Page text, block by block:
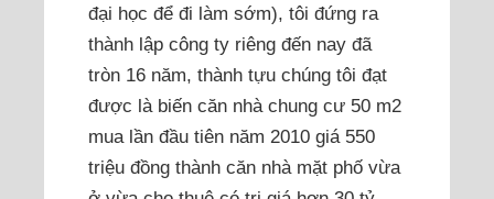
đại học để đi làm sớm), tôi đứng ra
thành lập công ty riêng đến nay đã
tròn 16 năm, thành tựu chúng tôi đạt
được là biến căn nhà chung cư 50 m2
mua lần đầu tiên năm 2010 giá 550
triệu đồng thành căn nhà mặt phố vừa